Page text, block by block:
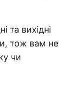
та вихідні
тож вам не
чи